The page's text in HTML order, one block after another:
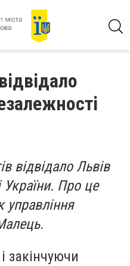
відвідало Львів
Про це
управління
закінчуючи